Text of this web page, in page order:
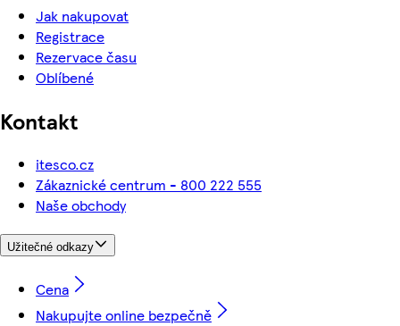
Jak nakupovat
Registrace
Rezervace času
Oblíbené
Kontakt
itesco.cz
Zákaznické centrum - 800 222 555
Naše obchody
Užitečné odkazy
Cena
Nakupujte online bezpečně